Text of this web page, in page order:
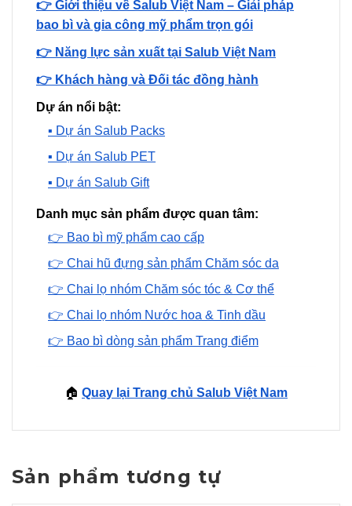
👉 Giới thiệu về Salub Việt Nam – Giải pháp
bao bì và gia công mỹ phẩm trọn gói
👉 Năng lực sản xuất tại Salub Việt Nam
👉 Khách hàng và Đối tác đồng hành
Dự án nổi bật:
▪️ Dự án Salub Packs
▪️ Dự án Salub PET
▪️ Dự án Salub Gift
Danh mục sản phẩm được quan tâm:
👉 Bao bì mỹ phẩm cao cấp
👉 Chai hũ đựng sản phẩm Chăm sóc da
👉 Chai lọ nhóm Chăm sóc tóc & Cơ thể
👉 Chai lọ nhóm Nước hoa & Tinh dầu
👉 Bao bì dòng sản phẩm Trang điểm
🏠 Quay lại Trang chủ Salub Việt Nam
Sản phẩm tương tự